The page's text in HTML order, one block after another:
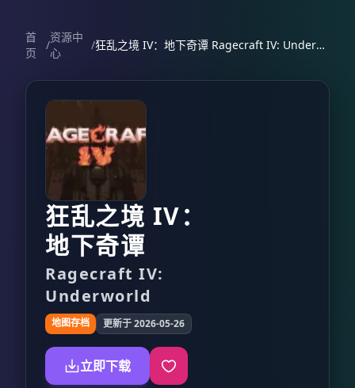
首
页
/
资源中
心
/ 狂乱之境 IV：地下奇谭 Ragecraft IV: Underworld
狂乱之境 IV：
地下奇谭
Ragecraft IV:
Underworld
地图存档 更新于 2026-05-26
立即下载